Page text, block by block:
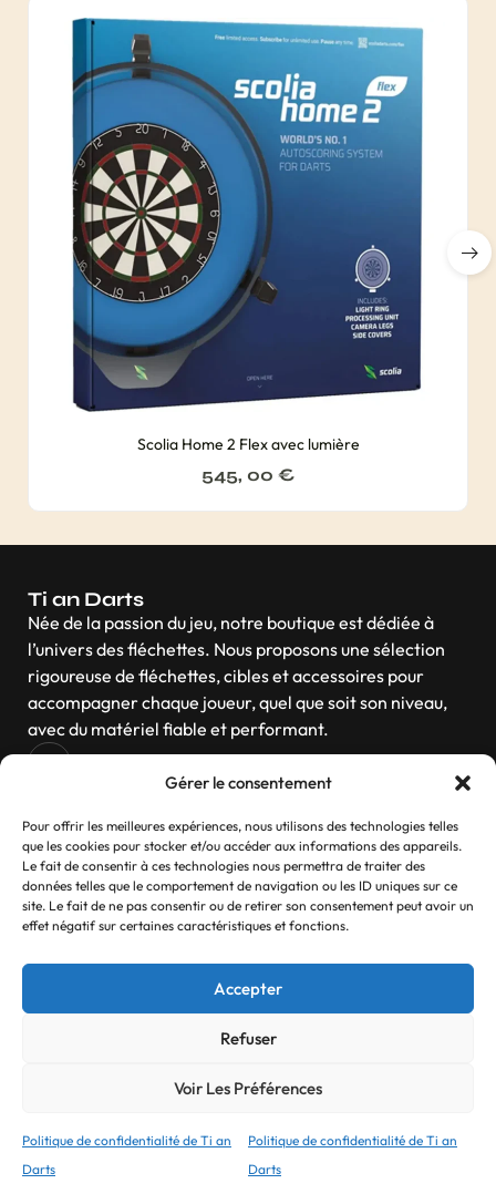
Gérer le consentement
Pour offrir les meilleures expériences, nous utilisons des technologies telles
que les cookies pour stocker et/ou accéder aux informations des appareils.
Le fait de consentir à ces technologies nous permettra de traiter des
données telles que le comportement de navigation ou les ID uniques sur ce
site. Le fait de ne pas consentir ou de retirer son consentement peut avoir un
effet négatif sur certaines caractéristiques et fonctions.
Accepter
Refuser
Voir Les Préférences
Politique de confidentialité de Ti an
Darts
Politique de confidentialité de Ti an
Darts
Scolia Home 2 Flex avec lumière
545, 00 €
Ti an Darts
Née de la passion du jeu, notre boutique est dédiée à
l’univers des fléchettes. Nous proposons une sélection
rigoureuse de fléchettes, cibles et accessoires pour
accompagner chaque joueur, quel que soit son niveau,
avec du matériel fiable et performant.
Navigation
Contactez-nous
Contact
Refonte réalisé parMyck Digital